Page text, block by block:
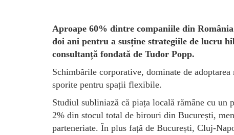
Aproape 60% dintre companiile din
doi ani pentru a susține strategiile de lucru
consultanță fondată de Tudor Popp.
Schimbările corporative, dominate de
sporite pentru spații flexibile.
Studiul subliniază că piața locală rămâne cu
2% din stocul total de birouri din București,
parteneriate. În plus față de București, Cluj-